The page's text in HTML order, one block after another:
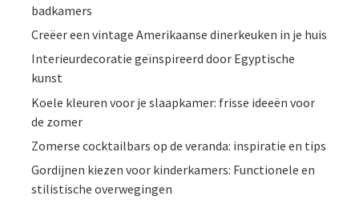
badkamers
Creëer een vintage Amerikaanse dinerkeuken in je huis
Interieurdecoratie geïnspireerd door Egyptische
kunst
Koele kleuren voor je slaapkamer: frisse ideeën voor
de zomer
Zomerse cocktailbars op de veranda: inspiratie en tips
Gordijnen kiezen voor kinderkamers: Functionele en
stilistische overwegingen